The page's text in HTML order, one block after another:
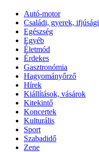
Autó-motor
Családi, gyerek, ifjúsági
Egészség
Egyéb
Életmód
Érdekes
Gasztronómia
Hagyományőrző
Hírek
Kiállítások, vásárok
Kitekintő
Koncertek
Kulturális
Sport
Szabadidő
Zene